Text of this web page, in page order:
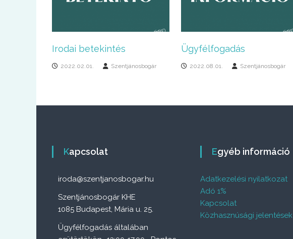
Irodai betekintés
2022.02.01. Szentjánosbogár
Ügyfélfogadás
2022.08.01. Szentjánosbogár
Kapcsolat
iroda@szentjanosbogar.hu
Szentjánosbogár KHE
1085 Budapest, Mária u. 25.
Ügyfélfogadás általában
Egyéb információ
Adatkezelési nyilatkozat
Adó 1%
Kapcsolat
Közhasznúsági jelentések